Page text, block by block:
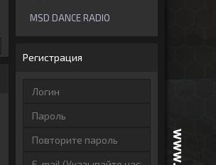
MSD DANCE RADIO
Регистрация